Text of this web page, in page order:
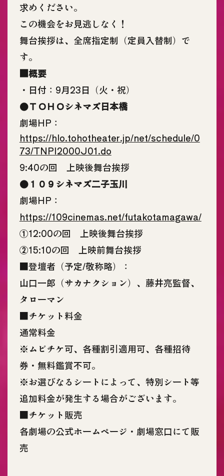
求めください。
この機会をお見逃しなく！
舞台挨拶は、全席指定制（定員入替制）で
す。
■概要
・日付：9月23日（火・祝）
●ＴＯＨＯシネマズ日本橋
劇場HP：
https://hlo.tohotheater.jp/net/schedule/0
73/TNPI2000J01.do
9:40の回 上映後舞台挨拶
●１０９シネマズ二子玉川
劇場HP：
https://109cinemas.net/futakotamagawa/
①12:00の回 上映後舞台挨拶
②15:10の回 上映前舞台挨拶
■登壇者（予定/敬称略）：
山口一郎（サカナクション）、藤井亮監督、
タローマン
■チケット料金
通常料金
※ムビチケ可、各種割引適用可、各種招待
券・無料鑑賞不可。
※お選びなるシートによって、特別シート等
追加料金が発生する場合がございます。
■チケット販売
各劇場の公式ホームページ・劇場窓口にて販
売